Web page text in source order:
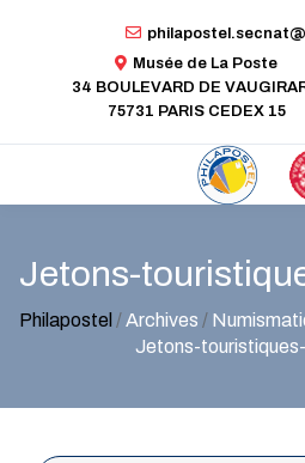
Musée de La Poste
34 BOULEVARD DE
75731 PARIS CEDEX 15
Jetons-
Philapostel /Archives /
Jetons-